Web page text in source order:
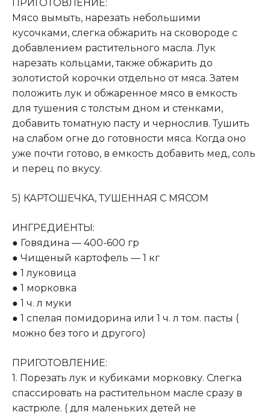
ПРИГОТОВЛЕНИЕ:
Мясо вымыть, нарезать небольшими
кусочками, слегка обжарить на сковороде с
добавлением растительного масла. Лук
нарезать кольцами, также обжарить до
золотистой корочки отдельно от мяса. Затем
положить лук и обжаренное мясо в емкость
для тушения с толстым дном и стенками,
добавить томатную пасту и чернослив. Тушить
на слабом огне до готовности мяса. Когда оно
уже почти готово, в емкость добавить мед, соль
и перец по вкусу.
5) КАРТОШЕЧКА, ТУШЕННАЯ С МЯСОМ
ИНГРЕДИЕНТЫ:
● Говядина — 400-600 гр
● Чищеный картофель — 1 кг
● 1 луковица
● 1 морковка
● 1 ч. л муки
● 1 спелая помидорина или 1 ч. л том. пасты (
можно без того и другого)
ПРИГОТОВЛЕНИЕ:
1. Порезать лук и кубиками морковку. Слегка
спассировать на растительном масле сразу в
кастрюле. ( для маленьких детей не